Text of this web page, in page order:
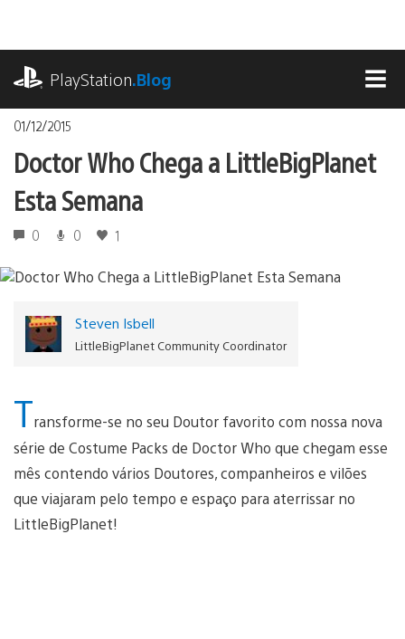
o
conteúdoPlayStation.Blog
01/12/2015
Doctor Who Chega a LittleBigPlanet
Esta Semana
0 0 1
Steven Isbell
LittleBigPlanet Community Coordinator
Transforme-se no seu Doutor favorito com nossa nova
série de Costume Packs de Doctor Who que chegam esse
mês contendo vários Doutores, companheiros e vilões
que viajaram pelo tempo e espaço para aterrissar no
LittleBigPlanet!